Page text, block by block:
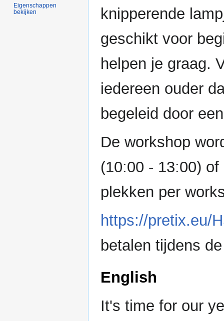
knipperende
geschikt voor
helpen je graag.
iedereen ouder
begeleid door
De workshop
(10:00 - 13:00)
plekken per
https://pretix.eu/
betalen tijdens
English
It's time for our
Eigenschappen
bekijken